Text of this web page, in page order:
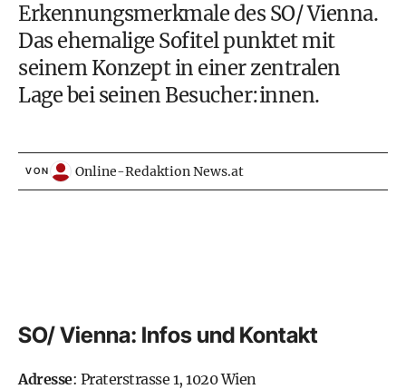
Erkennungsmerkmale des SO/ Vienna.
Das ehemalige Sofitel punktet mit
seinem Konzept in einer zentralen
Lage bei seinen Besucher:innen.
VON Online-Redaktion News.at
SO/ Vienna: Infos und Kontakt
Adresse: Praterstrasse 1, 1020 Wien